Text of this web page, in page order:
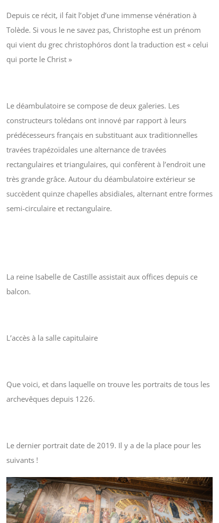
Depuis ce récit, il fait l’objet d’une immense vénération à
Tolède. Si vous le ne savez pas, Christophe est un prénom
qui vient du grec christophóros dont la traduction est « celui
qui porte le Christ »
Le déambulatoire se compose de deux galeries. Les
constructeurs tolédans ont innové par rapport à leurs
prédécesseurs français en substituant aux traditionnelles
travées trapézoïdales une alternance de travées
rectangulaires et triangulaires, qui confèrent à l’endroit une
très grande grâce. Autour du déambulatoire extérieur se
succèdent quinze chapelles absidiales, alternant entre formes
semi-circulaire et rectangulaire.
La reine Isabelle de Castille assistait aux offices depuis ce
balcon.
L’accès à la salle capitulaire
Que voici, et dans laquelle on trouve les portraits de tous les
archevêques depuis 1226.
Le dernier portrait date de 2019. Il y a de la place pour les
suivants !